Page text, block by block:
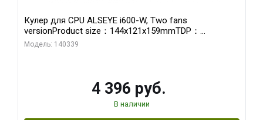
Кулер для CPU ALSEYE i600-W, Two fans
versionProduct size：144x121x159mmTDP：
270WSoldering technology CD textureApplication:Intel：
Модель: 140339
4 396 руб.
В наличии